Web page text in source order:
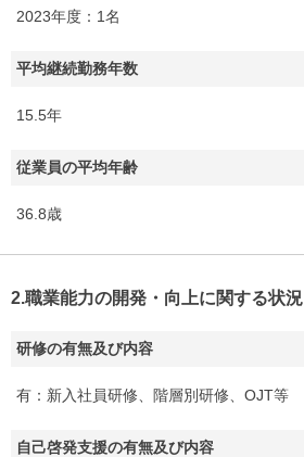
2023年度：1名
平均継続勤務年数
15.5年
従業員の平均年齢
36.8歳
2.職業能力の開発・向上に関する状況
研修の有無及び内容
有：新入社員研修、階層別研修、OJT等
自己啓発支援の有無及び内容